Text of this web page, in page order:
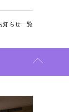
知らせ一覧